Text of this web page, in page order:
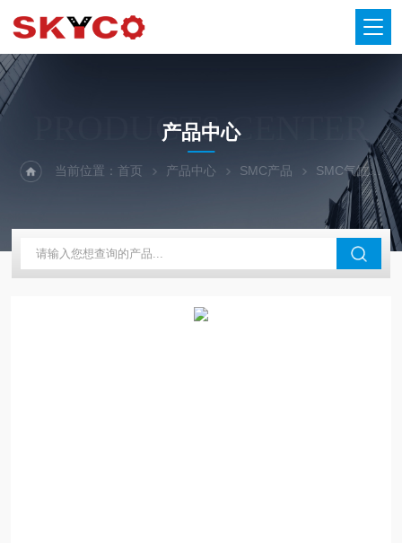
PRODUCTS CENTER
产品中心
当前位置：首页 产品中心 SMC产品 SMC气缸